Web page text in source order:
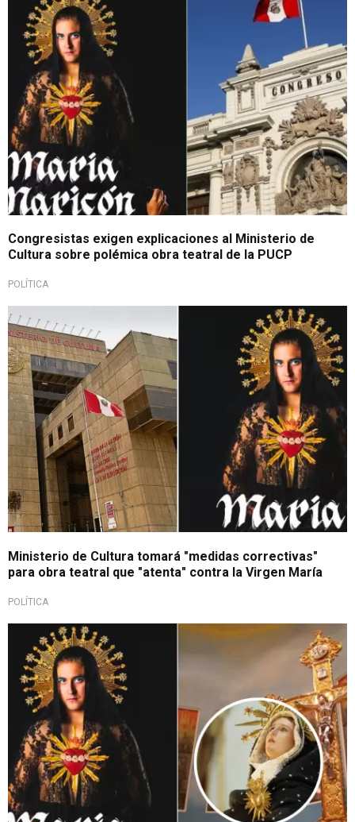
Congresistas exigen explicaciones al Ministerio de
Cultura sobre polémica obra teatral de la PUCP
POLÍTICA
Proyecto generó controversia
Ministerio de Cultura tomará "medidas correctivas"
para obra teatral que "atenta" contra la Virgen María
POLÍTICA
Proyecto generó controversia